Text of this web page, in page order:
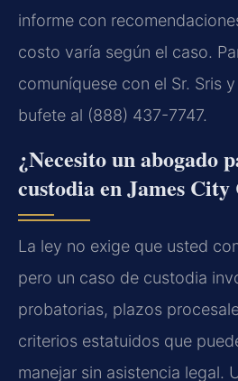
informe con
costo varía según el caso.
comuníquese con el Sr. Sris
bufete al (888) 437-7747.
¿Necesito un abogado
custodia en James
La ley no exige que usted
pero un caso de custodia
probatorias, plazos
criterios estatuidos que
manejar sin asistencia legal.